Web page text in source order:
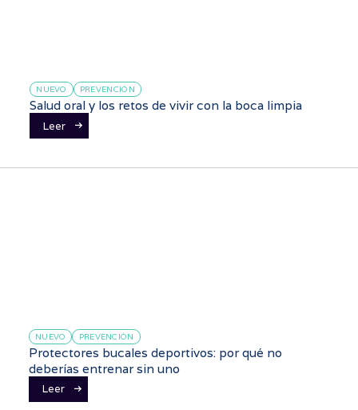
NUEVO PREVENCIÓN
Salud oral y los retos de vivir con la boca limpia
Leer
NUEVO PREVENCIÓN
Protectores bucales deportivos: por qué no
deberías entrenar sin uno
Leer